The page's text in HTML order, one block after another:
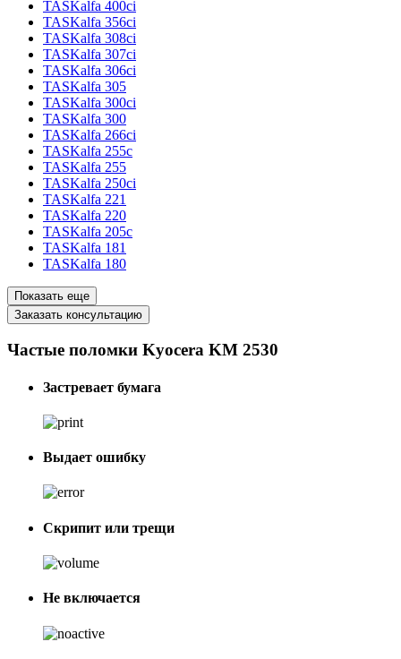
TASKalfa 400ci
TASKalfa 356ci
TASKalfa 308ci
TASKalfa 307ci
TASKalfa 306ci
TASKalfa 305
TASKalfa 300ci
TASKalfa 300
TASKalfa 266ci
TASKalfa 255c
TASKalfa 255
TASKalfa 250ci
TASKalfa 221
TASKalfa 220
TASKalfa 205c
TASKalfa 181
TASKalfa 180
Показать еще
Заказать консультацию
Частые поломки Kyocera KM 2530
Застревает бумага
Выдает ошибку
Скрипит или трещи
Не включается